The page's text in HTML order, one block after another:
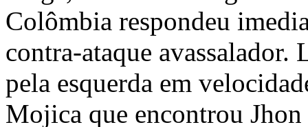
Colômbia respondeu
contra-ataque avassalador.
pela esquerda em
Mojica que encontrou